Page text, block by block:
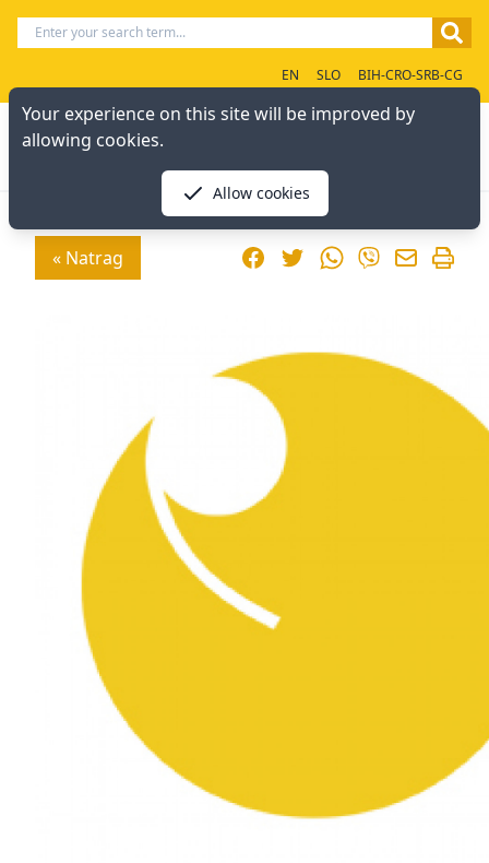
EN SLO BIH-CRO-SRB-CG
« Natrag FacebookTwitterWhatsApp
Viber
Your experience on this site will be improved by
allowing cookies.
Allow cookies